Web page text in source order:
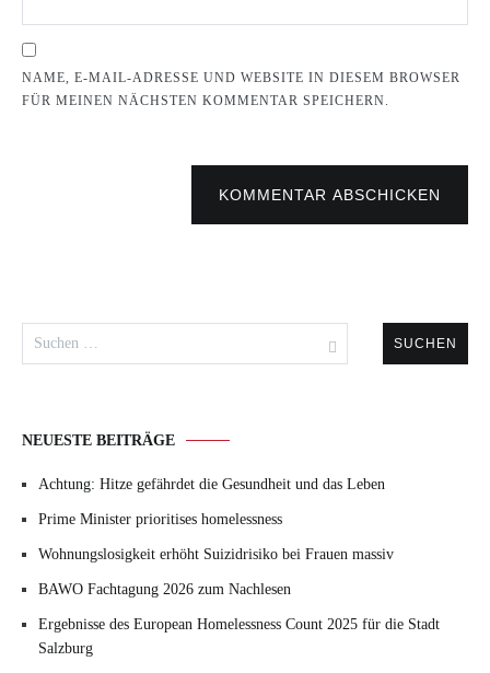
NAME, E-MAIL-ADRESSE UND WEBSITE IN DIESEM BROWSER
FÜR MEINEN NÄCHSTEN KOMMENTAR SPEICHERN.
KOMMENTAR ABSCHICKEN
nach:
NEUESTE BEITRÄGE
Achtung: Hitze gefährdet die Gesundheit und das Leben
Prime Minister prioritises homelessness
Wohnungslosigkeit erhöht Suizidrisiko bei Frauen massiv
BAWO Fachtagung 2026 zum Nachlesen
Ergebnisse des European Homelessness Count 2025 für die Stadt
Salzburg